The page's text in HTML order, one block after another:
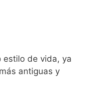
estilo de vida, ya
antiguas y